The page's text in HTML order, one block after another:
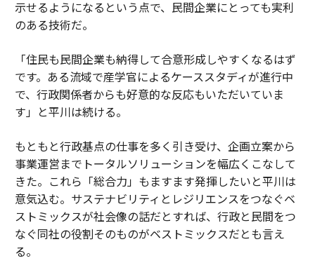
示せるようになるという点で、民間企業にとっても実利
のある技術だ。
「住民も民間企業も納得して合意形成しやすくなるはず
です。ある流域で産学官によるケーススタディが進行中
で、行政関係者からも好意的な反応もいただいていま
す」と平川は続ける。
もともと行政基点の仕事を多く引き受け、企画立案から
事業運営までトータルソリューションを幅広くこなして
きた。これら「総合力」もますます発揮したいと平川は
意気込む。サステナビリティとレジリエンスをつなぐベ
ストミックスが社会像の話だとすれば、行政と民間をつ
なぐ同社の役割そのものがベストミックスだとも言え
る。